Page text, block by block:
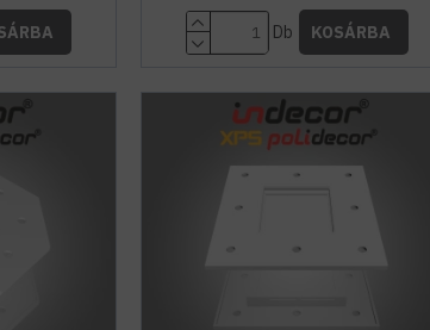
Db KOSÁRBA